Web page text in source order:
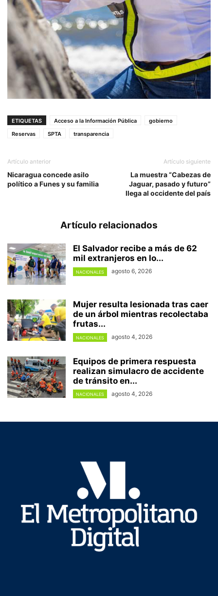
ETIQUETAS Acceso a la Información Pública
gobierno
Reservas
SPTA transparencia
Artículo anterior
Nicaragua concede asilo
político a Funes y su familia
Artículo siguiente
La muestra “Cabezas de
Jaguar, pasado y futuro”
llega al occidente del país
Artículo relacionados
El Salvador recibe a más de 62
mil extranjeros en lo...
NACIONALES agosto 6, 2026
Mujer resulta lesionada tras caer
de un árbol mientras recolectaba
frutas...
NACIONALES agosto 4, 2026
Equipos de primera respuesta
realizan simulacro de accidente
de tránsito en...
NACIONALES agosto 4, 2026